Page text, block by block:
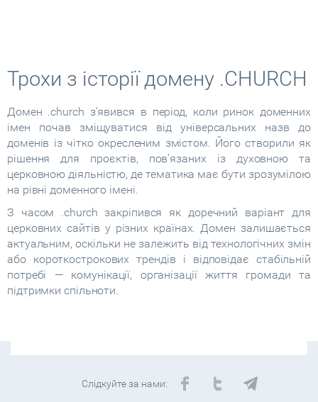
Трохи з історії домену .CHURCH
Домен .church з’явився в період, коли ринок доменних
імен почав зміщуватися від універсальних назв до
доменів із чітко окресленим змістом. Його створили як
рішення для проєктів, пов’язаних із духовною та
церковною діяльністю, де тематика має бути зрозумілою
на рівні доменного імені.
З часом .church закріпився як доречний варіант для
церковних сайтів у різних країнах. Домен залишається
актуальним, оскільки не залежить від технологічних змін
або короткострокових трендів і відповідає стабільній
потребі — комунікації, організації життя громади та
підтримки спільноти.
Слідкуйте за нами: